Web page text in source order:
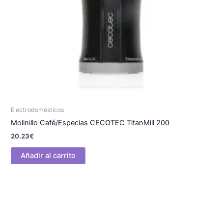
Electrodomésticos
Molinillo Café/Especias CECOTEC TitanMill 200
20.23€
Añadir al carrito